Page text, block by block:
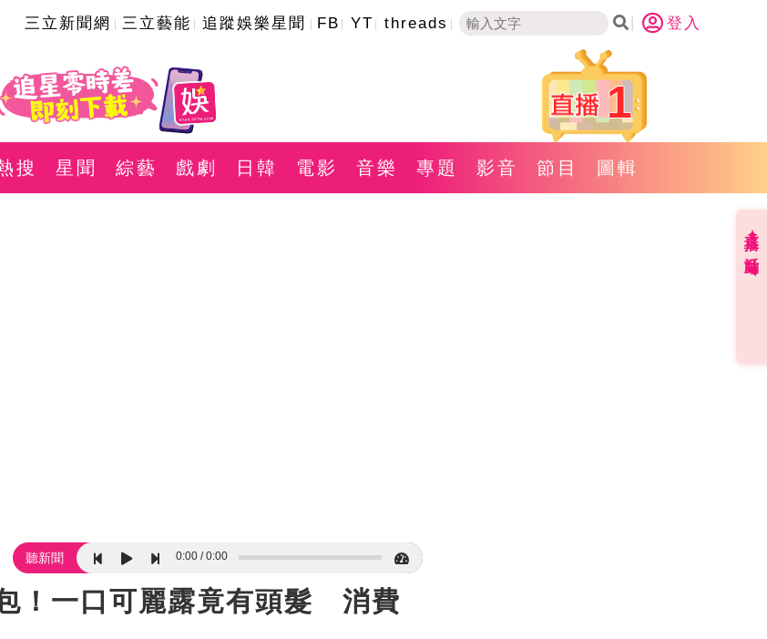
三立新聞網 三立藝能 追蹤娛樂星聞 FB YT threads 登入
1
搜 星聞 綜藝 戲劇 日韓 電影 音樂 專題 影音 節目 圖輯
聽新聞 0:00 0:00
！一口可麗露竟有頭髮 消費
直播✦活動